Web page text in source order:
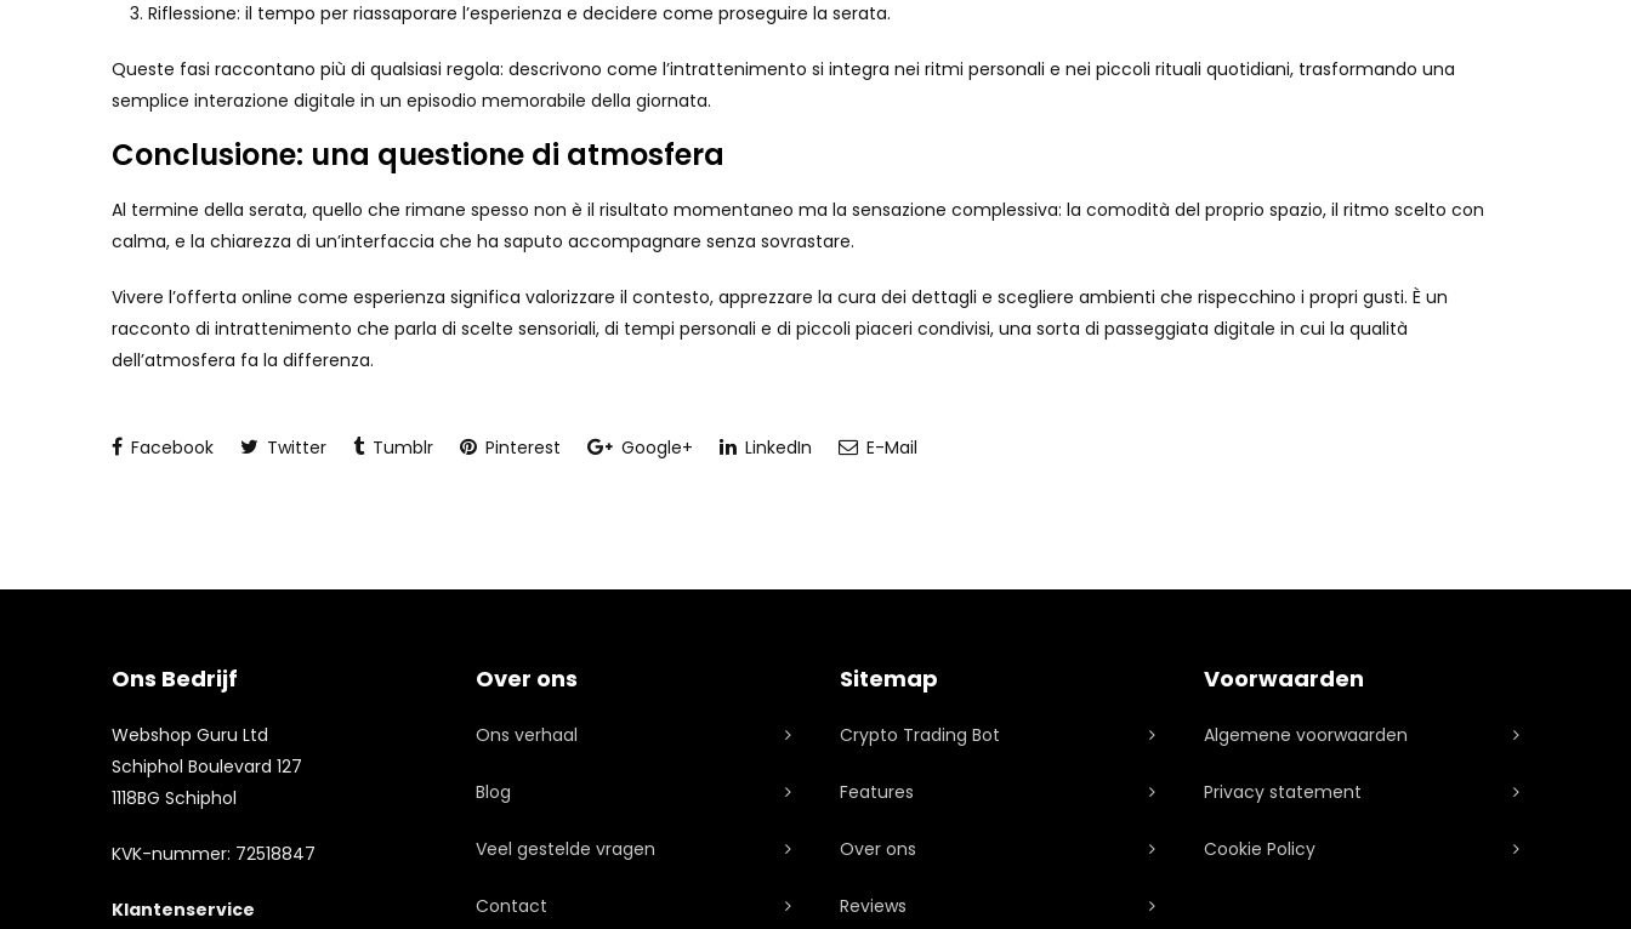
Riflessione: il tempo per riassaporare l’esperienza e decidere come proseguire la serata.
Queste fasi raccontano più di qualsiasi regola: descrivono come l’intrattenimento si integra nei ritmi personali e nei piccoli rituali quotidiani, trasformando una
semplice interazione digitale in un episodio memorabile della giornata.
Conclusione: una questione di atmosfera
Al termine della serata, quello che rimane spesso non è il risultato momentaneo ma la sensazione complessiva: la comodità del proprio spazio, il ritmo scelto con
calma, e la chiarezza di un’interfaccia che ha saputo accompagnare senza sovrastare.
Vivere l’offerta online come esperienza significa valorizzare il contesto, apprezzare la cura dei dettagli e scegliere ambienti che rispecchino i propri gusti. È un
racconto di intrattenimento che parla di scelte sensoriali, di tempi personali e di piccoli piaceri condivisi, una sorta di passeggiata digitale in cui la qualità
dell’atmosfera fa la differenza.
Facebook Twitter Tumblr Pinterest Google+ LinkedIn E-Mail
Ons Bedrijf
Webshop Guru Ltd
Schiphol Boulevard 127
1118BG Schiphol
KVK-nummer: 72518847
Klantenservice
Over ons
Ons verhaal
Blog
Veel gestelde vragen
Contact
Sitemap
Crypto Trading Bot
Features
Over ons
Reviews
Voorwaarden
Algemene voorwaarden
Privacy statement
Cookie Policy